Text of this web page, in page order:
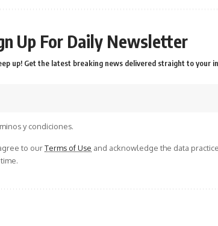
Up For Daily Newsletter
up! Get the latest breaking news delivered straight to your
y condiciones.
to ourTerms of Use and acknowledge the data